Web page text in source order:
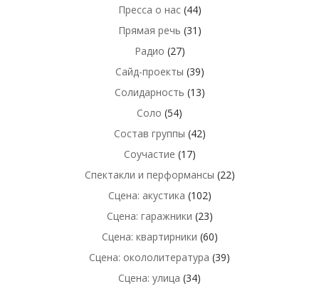
Пресса о нас(44)
Прямая речь (31)
Радио (27)
Сайд-проекты (39)
Солидарность (13)
Соло (54)
Состав группы (42)
Соучастие (17)
Спектакли и перформансы (22)
Сцена: акустика (102)
Сцена: гаражники (23)
Сцена: квартирники (60)
Сцена: окололитература (39)
Сцена: улица (34)